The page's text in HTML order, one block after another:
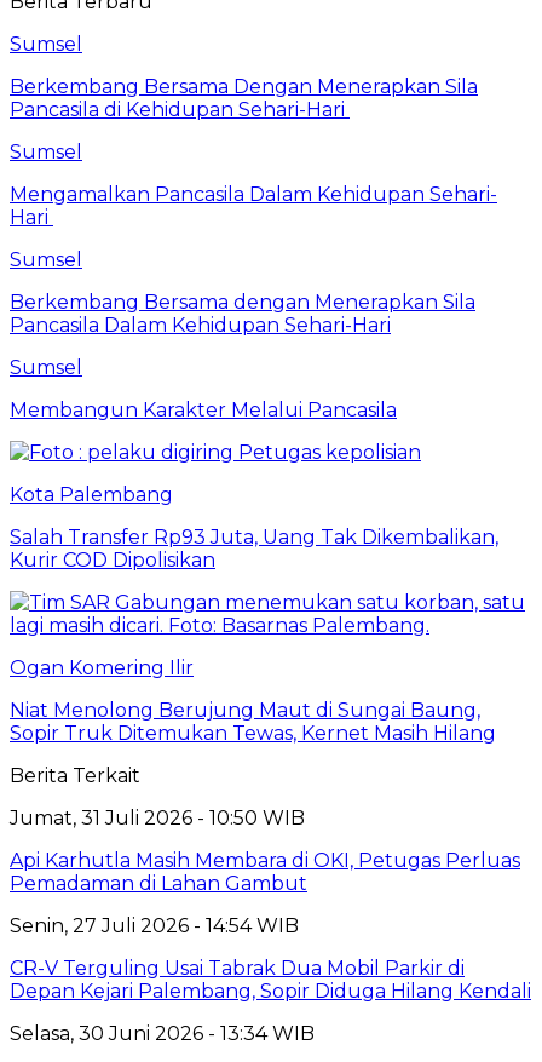
Sumsel
Berkembang Bersama Dengan Menerapkan Sila
Pancasila di Kehidupan Sehari-Hari
Sumsel
Mengamalkan Pancasila Dalam Kehidupan Sehari-
Hari
Sumsel
Berkembang Bersama dengan Menerapkan Sila
Pancasila Dalam Kehidupan Sehari-Hari
Sumsel
Membangun Karakter Melalui Pancasila
Kota Palembang
Salah Transfer Rp93 Juta, Uang Tak Dikembalikan,
Kurir COD Dipolisikan
Ogan Komering Ilir
Niat Menolong Berujung Maut di Sungai Baung,
Sopir Truk Ditemukan Tewas, Kernet Masih Hilang
Berita Terkait
Jumat, 31 Juli 2026 - 10:50 WIB
Api Karhutla Masih Membara di OKI, Petugas Perluas
Pemadaman di Lahan Gambut
Senin, 27 Juli 2026 - 14:54 WIB
CR-V Terguling Usai Tabrak Dua Mobil Parkir di
Depan Kejari Palembang, Sopir Diduga Hilang Kendali
Selasa, 30 Juni 2026 - 13:34 WIB